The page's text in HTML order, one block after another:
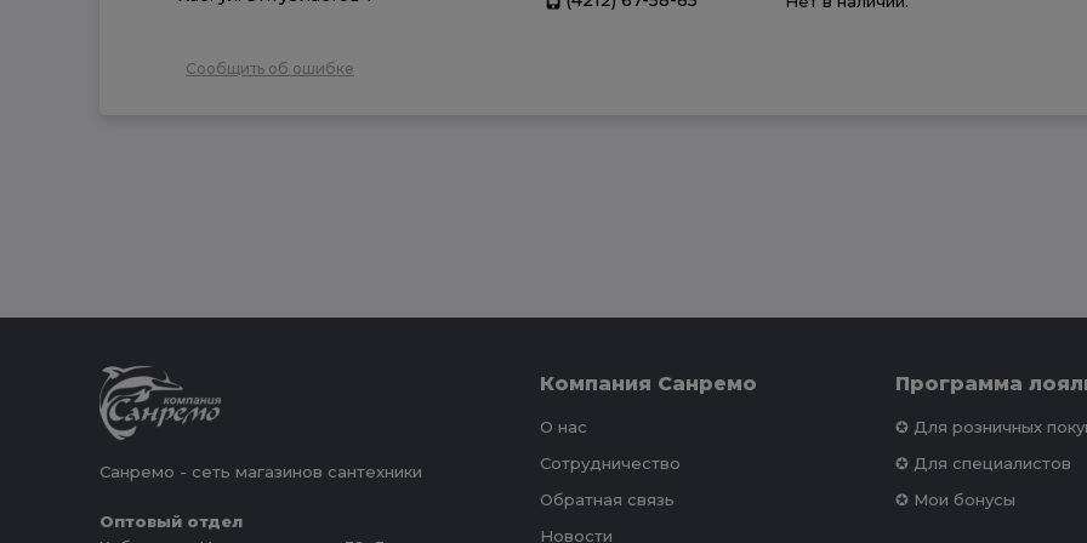
Сообщить об ошибке
Санремо - сеть магазинов сантехники
Оптовый отдел
Компания Санремо
О нас
Сотрудничество
Обратная связь
Новости
Программа
✪ Для розничных
✪ Для специалистов
✪ Мои бонусы